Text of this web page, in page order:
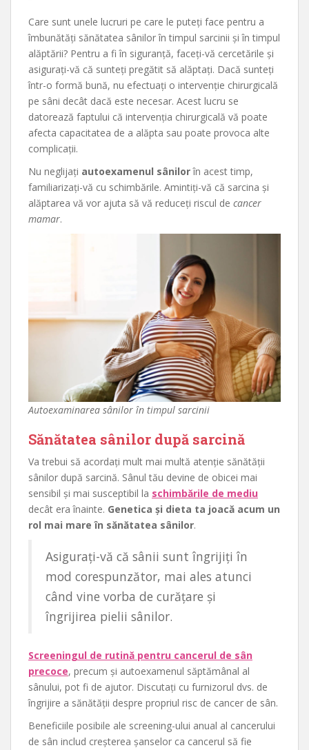
Care sunt unele lucruri pe care le puteți face pentru a
îmbunătăți sănătatea sânilor în timpul sarcinii și în timpul
alăptării? Pentru a fi în siguranță, faceți-vă cercetările și
asigurați-vă că sunteți pregătit să alăptați. Dacă sunteți
într-o formă bună, nu efectuați o intervenție chirurgicală
pe sâni decât dacă este necesar. Acest lucru se
datorează faptului că intervenția chirurgicală vă poate
afecta capacitatea de a alăpta sau poate provoca alte
complicații.
Nu neglijați autoexamenul sânilorîn acest timp,
familiarizați-vă cu schimbările. Amintiți-vă că sarcina și
alăptarea vă vor ajuta să vă reduceți riscul de cancer
mamar.
Autoexaminarea sânilor în timpul sarcinii
Sănătatea sânilor după sarcină
Va trebui să acordați mult mai multă atenție sănătății
sânilor după sarcină. Sânul tău devine de obicei mai
sensibil și mai susceptibil la schimbările de mediu
decât era înainte. Genetica și dieta ta joacă acum un
rol mai mare în sănătatea sânilor.
Asigurați-vă că sânii sunt îngrijiți în
mod corespunzător, mai ales atunci
când vine vorba de curățare și
îngrijirea pielii sânilor.
Screeningul de rutină pentru cancerul de sân
precoce, precum și autoexamenul săptămânal al
sânului, pot fi de ajutor. Discutați cu furnizorul dvs. de
îngrijire a sănătății despre propriul risc de cancer de sân.
Beneficiile posibile ale screening-ului anual al cancerului
de sân includ creșterea șanselor ca cancerul să fie